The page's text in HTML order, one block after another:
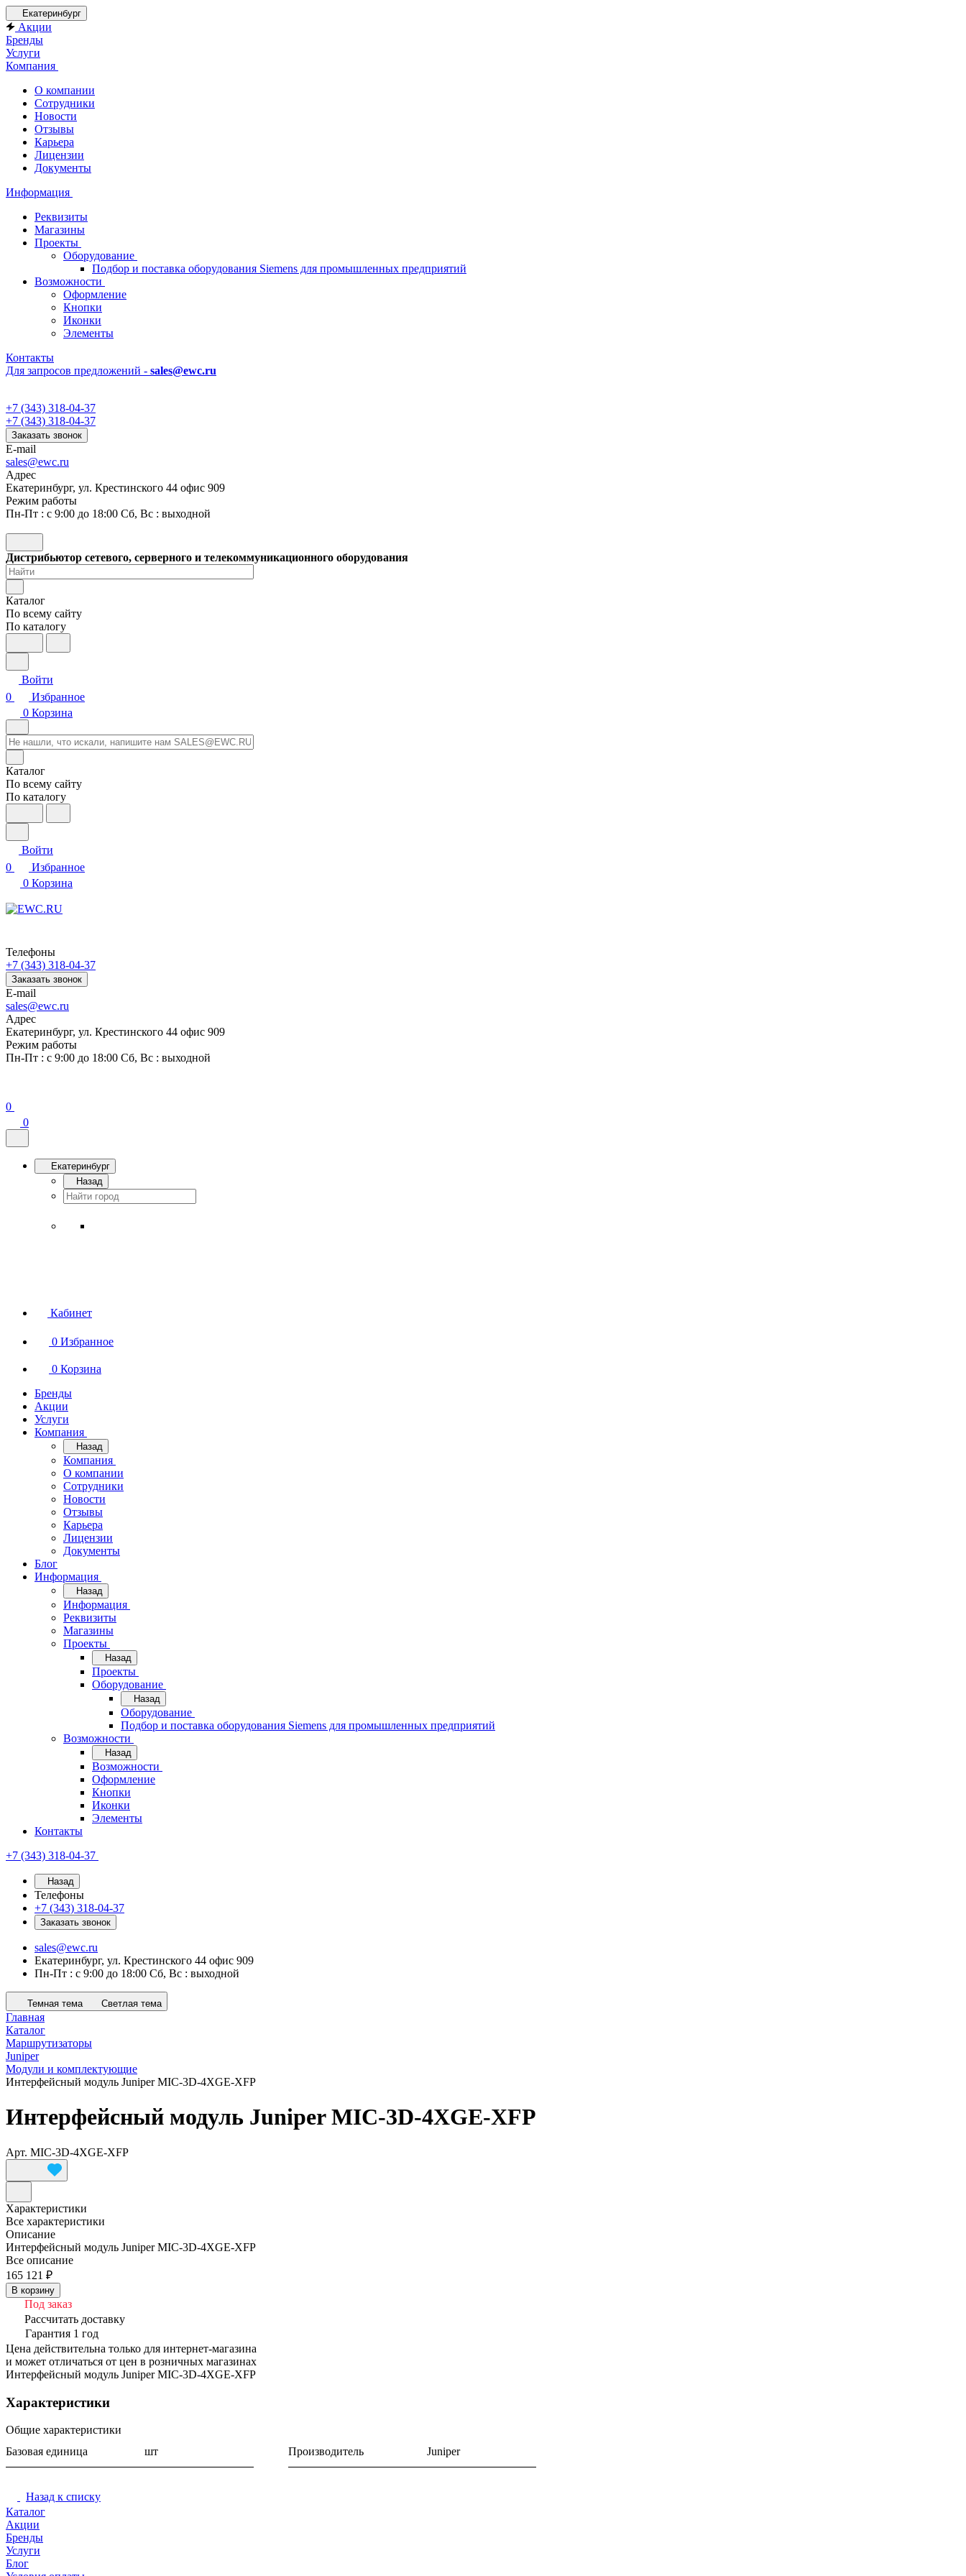
Екатеринбург
Акции
Бренды
Услуги
Компания
О компании
Сотрудники
Новости
Отзывы
Карьера
Лицензии
Документы
Информация
Реквизиты
Магазины
Проекты
Оборудование
Подбор и поставка оборудования Siemens для промышленных предприятий
Возможности
Оформление
Кнопки
Иконки
Элементы
Контакты
Для запросов предложений - sales@ewc.ru
+7 (343) 318-04-37
+7 (343) 318-04-37
Заказать звонок
E-mail
sales@ewc.ru
Адрес
Екатеринбург, ул. Крестинского 44 офис 909
Режим работы
Пн-Пт : с 9:00 до 18:00 Сб, Вс : выходной
Дистрибьютор сетевого, серверного и телекоммуникационного оборудования
Каталог
По всему сайту
По каталогу
Войти
0
Избранное
0 Корзина
Каталог
По всему сайту
По каталогу
Войти
0
Избранное
0 Корзина
Телефоны
+7 (343) 318-04-37
Заказать звонок
E-mail
sales@ewc.ru
Адрес
Екатеринбург, ул. Крестинского 44 офис 909
Режим работы
Пн-Пт : с 9:00 до 18:00 Сб, Вс : выходной
0
0
Екатеринбург
Назад
Кабинет
0 Избранное
0 Корзина
Бренды
Акции
Услуги
Компания
Назад
Компания
О компании
Сотрудники
Новости
Отзывы
Карьера
Лицензии
Документы
Блог
Информация
Назад
Информация
Реквизиты
Магазины
Проекты
Назад
Проекты
Оборудование
Назад
Оборудование
Подбор и поставка оборудования Siemens для промышленных предприятий
Возможности
Назад
Возможности
Оформление
Кнопки
Иконки
Элементы
Контакты
+7 (343) 318-04-37
Назад
Телефоны
+7 (343) 318-04-37
Заказать звонок
sales@ewc.ru
Екатеринбург, ул. Крестинского 44 офис 909
Пн-Пт : с 9:00 до 18:00 Сб, Вс : выходной
Темная тема Светлая тема
Главная
Каталог
Маршрутизаторы
Juniper
Модули и комплектующие
Интерфейсный модуль Juniper MIC-3D-4XGE-XFP
Интерфейсный модуль Juniper MIC-3D-4XGE-XFP
Арт. MIC-3D-4XGE-XFP
Характеристики
Все характеристики
Описание
Интерфейсный модуль Juniper MIC-3D-4XGE-XFP
Все описание
165 121 ₽
В корзину
Под заказ
Рассчитать доставку
Гарантия 1 год
Цена действительна только для интернет-магазина
и может отличаться от цен в розничных магазинах
Интерфейсный модуль Juniper MIC-3D-4XGE-XFP
Характеристики
Общие характеристики
Базовая единица
шт Производитель Juniper
Назад к списку
Каталог
Акции
Бренды
Услуги
Блог